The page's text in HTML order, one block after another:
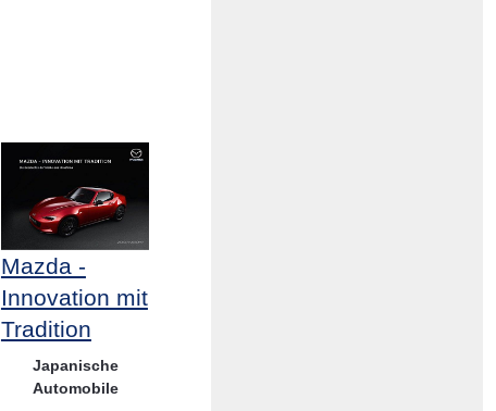
Mazda -
Innovation mit
Tradition
Japanische
Automobile